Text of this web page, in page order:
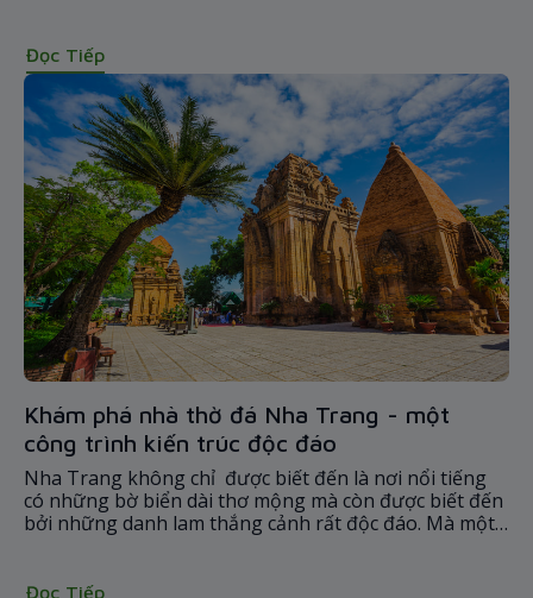
nghiệm khám phá vịnh Vân Phong Nha Trang.
Đọc Tiếp
Khám phá nhà thờ đá Nha Trang - một
công trình kiến trúc độc đáo
Nha Trang không chỉ được biết đến là nơi nổi tiếng
có những bờ biển dài thơ mộng mà còn được biết đến
bởi những danh lam thắng cảnh rất độc đáo. Mà một
tượng, một điểm du lịch hút khách của Nha Trang và
Đọc Tiếp